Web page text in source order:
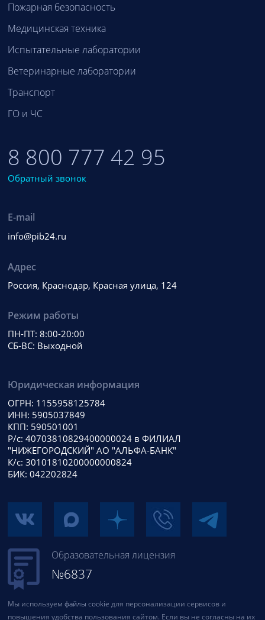
Пожарная безопасность
Медицинская техника
Испытательные лаборатории
Ветеринарные лаборатории
Транспорт
ГО и ЧС
8 800 777 42 95
Обратный звонок
E-mail
info@pib24.ru
Адрес
Россия, Краснодар, Красная улица, 124
Режим работы
ПН-ПТ: 8:00-20:00
СБ-ВС: Выходной
Юридическая информация
ОГРН: 1155958125784
ИНН: 5905037849
КПП: 590501001
Р/с: 40703810829400000024 в ФИЛИАЛ
"НИЖЕГОРОДСКИЙ" АО "АЛЬФА-БАНК"
К/с: 30101810200000000824
БИК: 042202824
Образовательная лицензия
№6837
Мы используем файлы cookie для персонализации сервисов и
повышения удобства пользования сайтом. Если вы не согласны на их